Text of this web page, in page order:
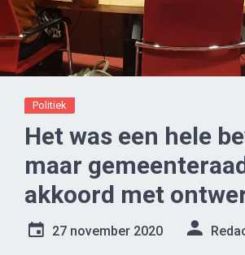
Politiek
Het was een hele
maar
akkoord met
arbeidsmigranten
27 november 2020